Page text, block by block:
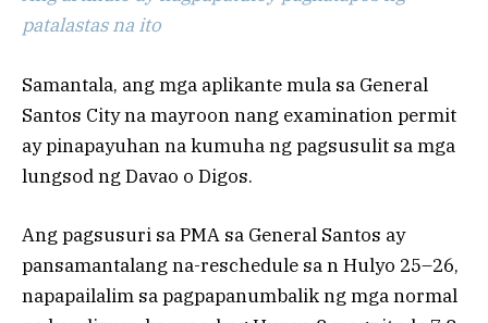
patalastas na ito
Samantala, ang mga aplikante mula sa General
Santos City na mayroon nang examination permit
ay pinapayuhan na kumuha ng pagsusulit sa mga
lungsod ng Davao o Digos.
Ang pagsusuri sa PMA sa General Santos ay
pansamantalang na-reschedule sa n Hulyo 25–26,
napapailalim sa pagpapanumbalik ng mga normal